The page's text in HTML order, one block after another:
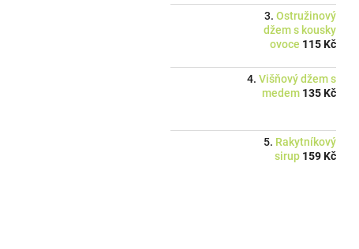
Ostružinový
džem s kousky
ovoce 115 Kč
Višňový džem s
medem 135 Kč
Rakytníkový
sirup 159 Kč